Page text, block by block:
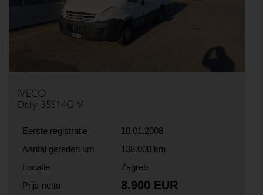
IVECO
Daily 35S14G V
Eerste registratie
10.01.2008
Aantal gereden km
138.000 km
Locatie
Zagreb
Prijs netto
8.900 EUR